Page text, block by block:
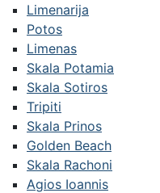
Limenarija
Potos
Limenas
Skala Potamia
Skala Sotiros
Tripiti
Skala Prinos
Golden Beach
Skala Rachoni
Agios Ioannis